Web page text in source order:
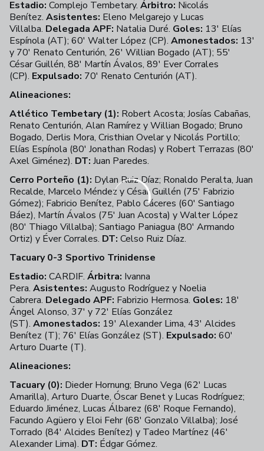
Estadio: Complejo Tembetary. Árbitro: Nicolás
Benítez. Asistentes: Eleno Melgarejo y Lucas
Villalba. Delegada APF: Natalia Duré. Goles: 13' Elías
Espínola (AT); 60' Walter López (CP). Amonestados: 13'
y 70' Renato Centurión, 26' Willian Bogado (AT); 55'
César Guillén, 88' Martín Ávalos, 89' Ever Corrales
(CP). Expulsado: 70' Renato Centurión (AT).
Alineaciones:
Atlético Tembetary (1): Robert Acosta; Josías Cabañas,
Renato Centurión, Alan Ramírez y Willian Bogado; Bruno
Bogado, Derlis Mora, Cristhian Ovelar y Nicolás Portillo;
Elías Espínola (80' Jonathan Rodas) y Robert Terrazas (80'
Axel Giménez). DT: Juan Paredes.
Cerro Porteño (1): Dylan Ruiz Díaz; Ronaldo Peralta, Juan
Recalde, Marcelo Méndez y César Guillén (75' Fabrizio
Gómez); Fabricio Benítez, Pablo Cáceres (60' Santiago
Báez), Martín Ávalos (75' Juan Acosta) y Walter López
(80' Thiago Villalba); Santiago Paniagua (80' Armando
Ortiz) y Éver Corrales. DT: Celso Ruiz Díaz.
Tacuary 0-3 Sportivo Trinidense
Estadio: CARDIF. Árbitra: Ivanna
Pera. Asistentes: Augusto Rodríguez y Noelia
Cabrera. Delegado APF: Fabrizio Hermosa. Goles: 18'
Ángel Alonso, 37' y 72' Elías González
(ST). Amonestados: 19' Alexander Lima, 43' Alcides
Benítez (T); 76' Elías González (ST). Expulsado: 60'
Arturo Duarte (T).
Alineaciones:
Tacuary (0): Dieder Hornung; Bruno Vega (62' Lucas
Amarilla), Arturo Duarte, Óscar Benet y Lucas Rodríguez;
Eduardo Jiménez, Lucas Álbarez (68' Roque Fernando),
Facundo Agüero y Eloi Fehr (68' Gonzalo Villalba); José
Torrado (84' Alcides Benítez) y Tadeo Martínez (46'
Alexander Lima). DT: Édgar Gómez.